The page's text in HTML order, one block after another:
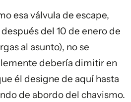
esa válvula de escape,
del 10 de enero de
al asunto), no se
debería dimitir en
él designe de aquí hasta
de abordo del chavismo.